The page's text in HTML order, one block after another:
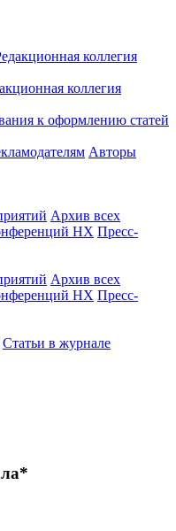
коллегия
коллегия
к оформлению статей
Авторы
Архив всех
НХ Пресс-
Архив всех
НХ Пресс-
Статьи в журнале